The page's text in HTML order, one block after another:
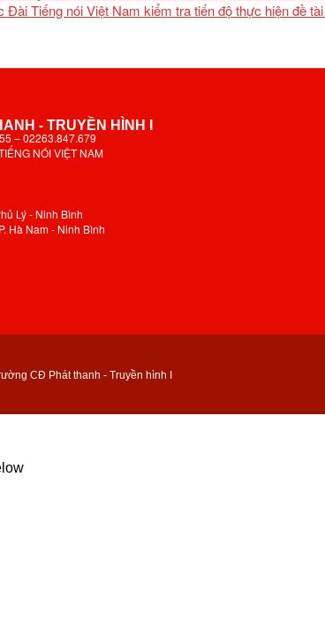
Đài Tiếng nói Việt Nam kiểm tra tiến độ thực hiện đề
- TRUYỀN HÌNH I
– 02263.847.679
NÓI VIỆT NAM
Lý - Ninh Bình
Hà Nam - Ninh Bình
CĐ Phát thanh - Truyền hình I